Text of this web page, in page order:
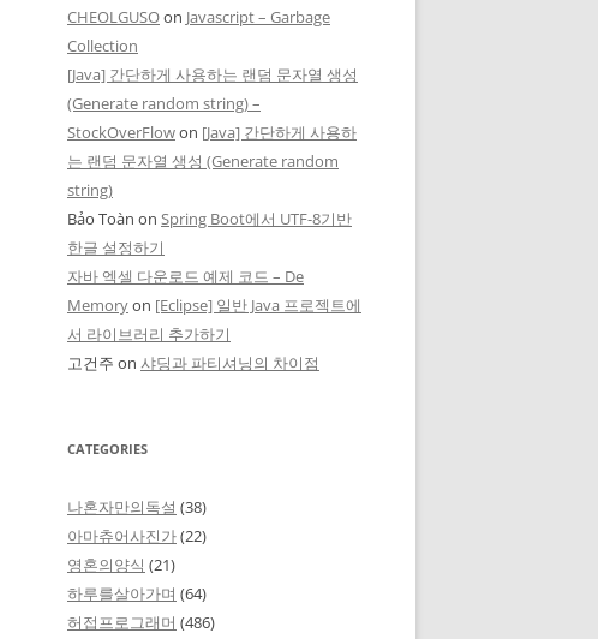
CHEOLGUSOon Javascript – Garbage
Collection
[Java] 간단하게 사용하는 랜덤 문자열 생성
(Generate random string) –
StockOverFlowon [Java] 간단하게 사용하
는 랜덤 문자열 생성 (Generate random
string)
Bảo Toàn on Spring Boot에서 UTF-8기반
한글 설정하기
자바 엑셀 다운로드 예제 코드 – De
Memoryon [Eclipse] 일반 Java 프로젝트에
서 라이브러리 추가하기
고건주 on 샤딩과 파티셔닝의 차이점
CATEGORIES
나혼자만의독설 (38)
아마츄어사진가(22)
영혼의양식 (21)
하루를살아가며 (64)
허접프로그래머 (486)